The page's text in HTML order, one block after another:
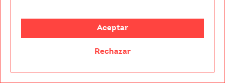
Aceptar
Rechazar